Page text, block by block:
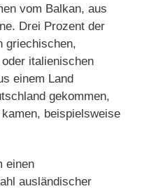
vom Balkan, aus
Drei Prozent der
griechischen,
italienischen
einem Land
gekommen,
beispielsweise
einen
ausländischer